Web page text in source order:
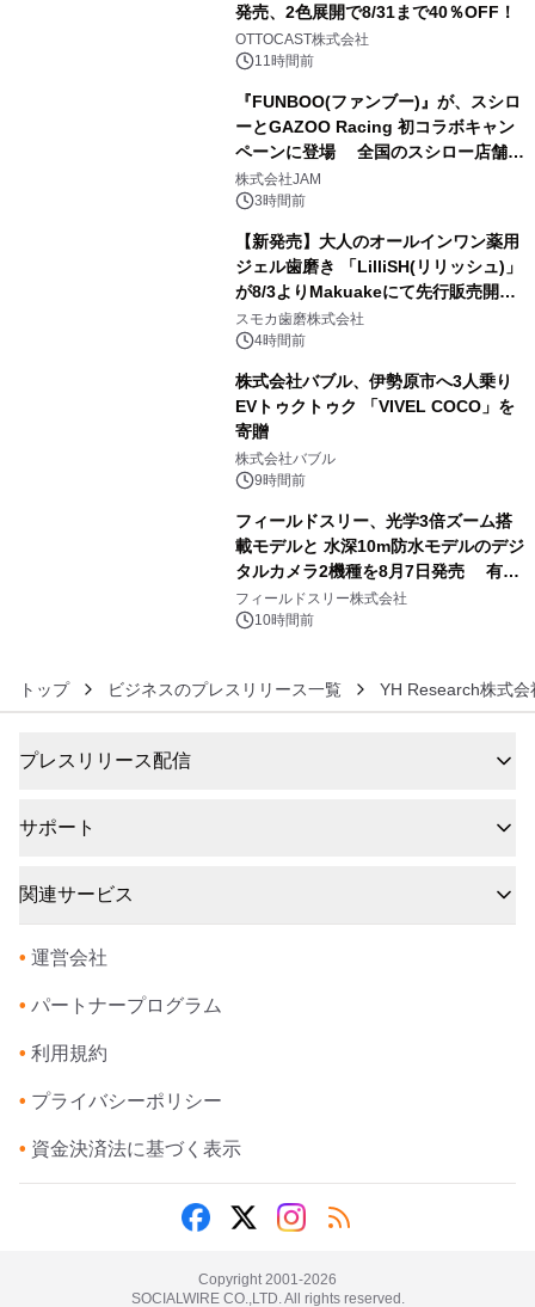
発売、2色展開で8/31まで40％OFF！
OTTOCAST株式会社
11時間前
『FUNBOO(ファンブー)』が、スシロ
ーとGAZOO Racing 初コラボキャン
ペーンに登場 全国のスシロー店舗で
GR 4車種の FUNBOO(ミニカー)付き
メニューが展開されます
株式会社JAM
3時間前
【新発売】大人のオールインワン薬用
ジェル歯磨き 「LilliSH(リリッシュ)」
が8/3よりMakuakeにて先行販売開
始！
スモカ歯磨株式会社
4時間前
株式会社バブル、伊勢原市へ3人乗り
EVトゥクトゥク 「VIVEL COCO」を
寄贈
株式会社バブル
9時間前
フィールドスリー、光学3倍ズーム搭
載モデルと 水深10m防水モデルのデジ
タルカメラ2機種を8月7日発売 有効
約1300万画素、用途別に選べるコンデ
ジ新登場
フィールドスリー株式会社
10時間前
トップ ビジネスのプレスリリース一覧 YH Research株式会
プレスリリース配信
サポート
関連サービス
• 運営会社
• パートナープログラム
• 利用規約
• プライバシーポリシー
• 資金決済法に基づく表示
Copyright 2001-2026
SOCIALWIRE CO.,LTD. All rights reserved.